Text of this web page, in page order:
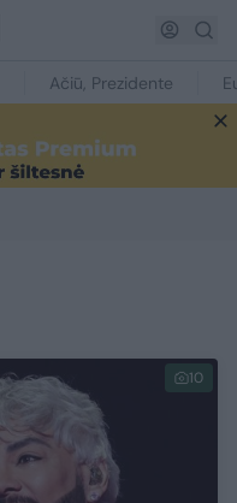
Ačiū, Prezidente
10